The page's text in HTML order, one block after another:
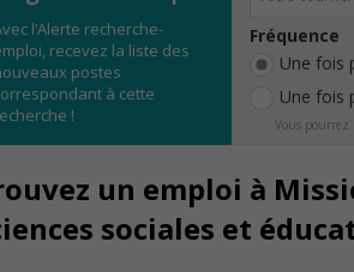
l’Alerte recherche-
recevez la liste des
postes
à cette
!
Fréquence
Une fois
Une fois
Vous pourrez
un emploi à
sociales et